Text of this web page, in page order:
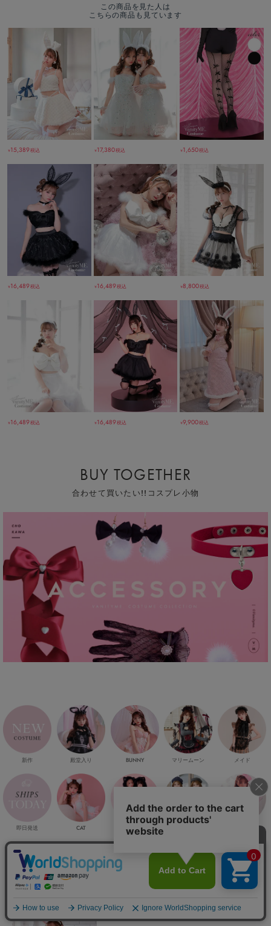
この商品を見た人は
こちらの商品も見ています
￥15,389税込 ￥17,380税込 ￥1,650税込
￥16,489税込 ￥16,489税込 ￥8,800税込
￥16,489税込 ￥16,489税込 ￥9,900税込
BUY TOGETHER
合わせて買いたい!!コスプレ小物
新作
即日発送
殿堂入り
CAT
BUNNY
アニマル
マリームーン メイド